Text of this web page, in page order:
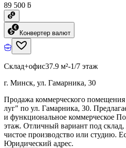
89 500 ƃ
Конвертер валют
Склад+офис37.9 м²-1/7 этаж
г. Минск, ул. Гамарника, 30
Продажа коммерческого
луг" по ул. Гамарника, 30.
и функциональное коммерческое
этаж. Отличный вариант под склад,
чистое производство или студию.
Юридический адрес.